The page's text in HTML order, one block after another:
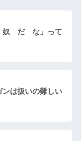
←妊娠時期の操作と
かよ
ブーメラン刺さりまく
20年越しの感動再
だ な」って
は扱いの難しい